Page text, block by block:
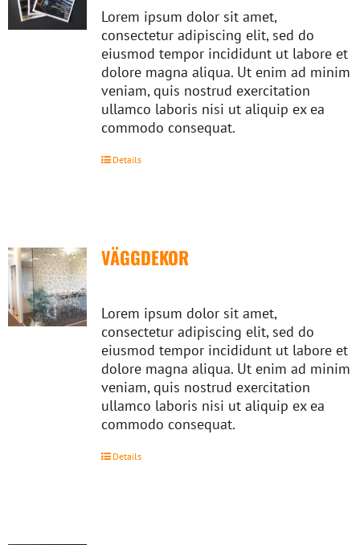
Lorem ipsum dolor sit amet,
consectetur adipiscing elit, sed do
eiusmod tempor incididunt ut labore et
dolore magna aliqua. Ut enim ad minim
veniam, quis nostrud exercitation
ullamco laboris nisi ut aliquip ex ea
commodo consequat.
Details
VÄGGDEKOR
Lorem ipsum dolor sit amet,
consectetur adipiscing elit, sed do
eiusmod tempor incididunt ut labore et
dolore magna aliqua. Ut enim ad minim
veniam, quis nostrud exercitation
ullamco laboris nisi ut aliquip ex ea
commodo consequat.
Details